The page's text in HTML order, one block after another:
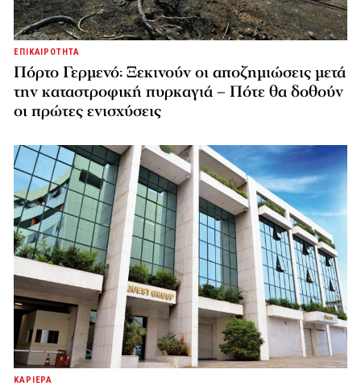
ΕΠΙΚΑΙΡΟΤΗΤΑ
Πόρτο Γερμενό: Ξεκινούν οι αποζημιώσεις μετά
την καταστροφική πυρκαγιά – Πότε θα δοθούν
οι πρώτες ενισχύσεις
ΚΑΡΙΕΡΑ